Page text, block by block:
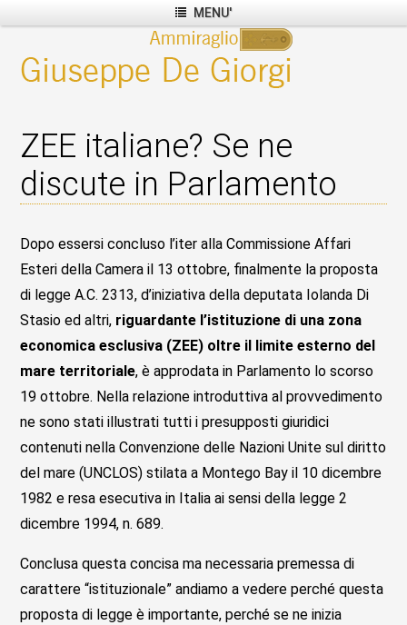
MENU'
ZEE italiane? Se ne
discute in Parlamento
Dopo essersi concluso l’iter alla Commissione Affari
Esteri della Camera il 13 ottobre, finalmente la proposta
di legge A.C. 2313, d’iniziativa della deputata Iolanda Di
Stasio ed altri, riguardante l’istituzione di una zona
economica esclusiva (ZEE) oltre il limite esterno del
mare territoriale, è approdata in Parlamento lo scorso
19 ottobre. Nella relazione introduttiva al provvedimento
ne sono stati illustrati tutti i presupposti giuridici
contenuti nella Convenzione delle Nazioni Unite sul diritto
del mare (UNCLOS) stilata a Montego Bay il 10 dicembre
1982 e resa esecutiva in Italia ai sensi della legge 2
dicembre 1994, n. 689.
Conclusa questa concisa ma necessaria premessa di
carattere “istituzionale” andiamo a vedere perché questa
proposta di legge è importante, perché se ne inizia